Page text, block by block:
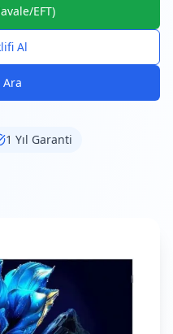
EFT)
Al
Ara
1 Yıl Garanti